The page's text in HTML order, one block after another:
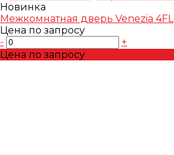
Новинка
Межкомнатная дверь Venezia 4FL
Цена по запросу
-
+
Цена по запросу